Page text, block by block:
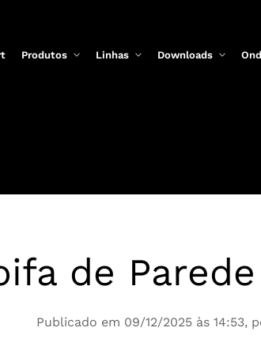
Produtos Linhas Downloads
de
Publicado em 09/12/2025 às 14:53,